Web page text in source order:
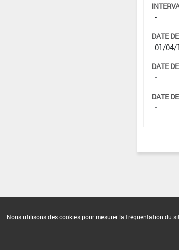
-
DATE
01/04/
DATE
-
DATE
-
Version du
Nous utilisons des cookies pour mesurer la fréquentation du